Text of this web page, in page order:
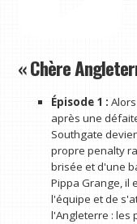
« Chère
Épisode 1 :
après une
Southgate
propre penalty
brisée et d'une
Pippa Grange, il
l'équipe et de
l'Angleterre : les